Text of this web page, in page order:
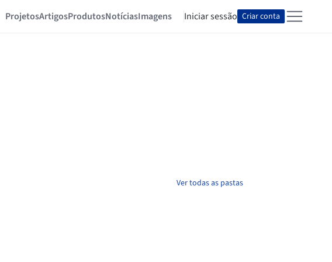
ProjetosArtigosProdutosNotíciasImagens Iniciar sessão Criar conta
Ver todas as pastas